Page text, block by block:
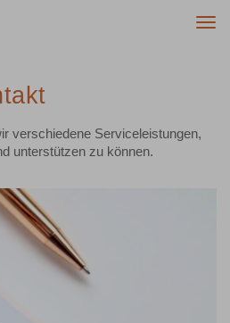
verschiedene Serviceleistungen,
unterstützen zu können.